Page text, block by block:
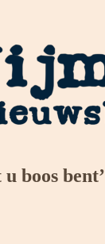
boos bent’